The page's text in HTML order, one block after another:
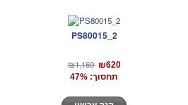
PS80015_2
₪1,169 ₪620
תחסוך: 47%